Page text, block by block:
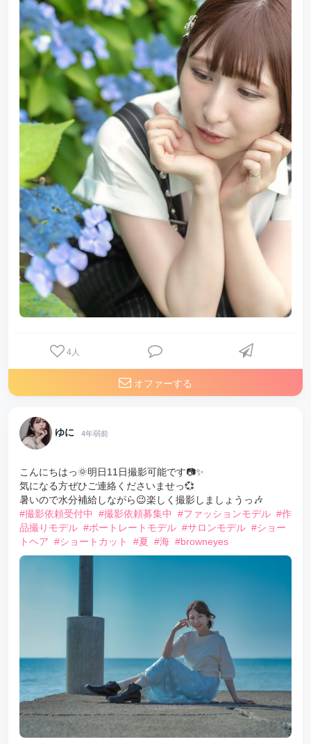
4人
オファーする
ゆに 4年弱前
こんにちはっ🌞明日11日撮影可能です📷✨
気になる方ぜひご連絡くださいませっ💞
暑いので水分補給しながら😉楽しく撮影しましょうっ🎶
#撮影依頼受付中
#撮影依頼募集中 #ファッションモデル #作
品撮りモデル #ポートレートモデル #サロンモデル #ショー
トヘア #ショートカット #夏 #海 #browneyes